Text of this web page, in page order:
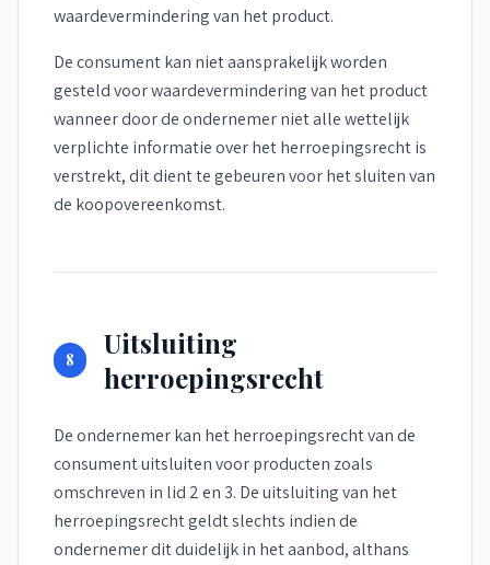
waardevermindering van het product.
De consument kan niet aansprakelijk worden
gesteld voor waardevermindering van het product
wanneer door de ondernemer niet alle wettelijk
verplichte informatie over het herroepingsrecht is
verstrekt, dit dient te gebeuren voor het sluiten van
de koopovereenkomst.
8
Uitsluiting
herroepingsrecht
De ondernemer kan het herroepingsrecht van de
consument uitsluiten voor producten zoals
omschreven in lid 2 en 3. De uitsluiting van het
herroepingsrecht geldt slechts indien de
ondernemer dit duidelijk in het aanbod, althans